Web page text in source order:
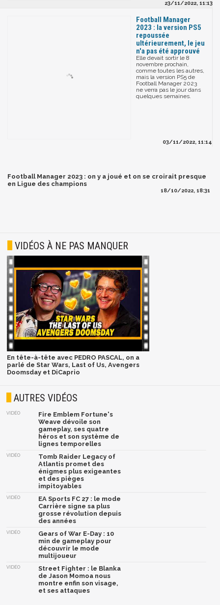
23/11/2022, 11:13
Football Manager
2023 : la version PS5
repoussée
ultérieurement, le jeu
n'a pas été approuvé
Elle devait sortir le 8
novembre prochain,
comme toutes les autres,
mais la version PS5 de
Football Manager 2023
ne verra pas le jour dans
quelques semaines.
03/11/2022, 11:14
Football Manager 2023 : on y a joué et on se croirait presque
en Ligue des champions
18/10/2022, 18:31
VIDÉOS À NE PAS MANQUER
En tête-à-tête avec PEDRO PASCAL, on a
parlé de Star Wars, Last of Us, Avengers
Doomsday et DiCaprio
AUTRES VIDÉOS
VIDÉO
Fire Emblem Fortune's
Weave dévoile son
gameplay, ses quatre
héros et son système de
lignes temporelles
VIDÉO
Tomb Raider Legacy of
Atlantis promet des
énigmes plus exigeantes
et des pièges
impitoyables
VIDÉO
EA Sports FC 27 : le mode
Carrière signe sa plus
grosse révolution depuis
des années
VIDÉO
Gears of War E-Day : 10
min de gameplay pour
découvrir le mode
multijoueur
VIDÉO
Street Fighter : le Blanka
de Jason Momoa nous
montre enfin son visage,
et ses attaques